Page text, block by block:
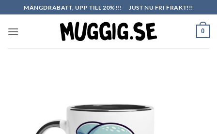
to
content
MÄNGDRABATT, UPP TILL 20%!!! JUST NU FRI FRAKT!!!
0